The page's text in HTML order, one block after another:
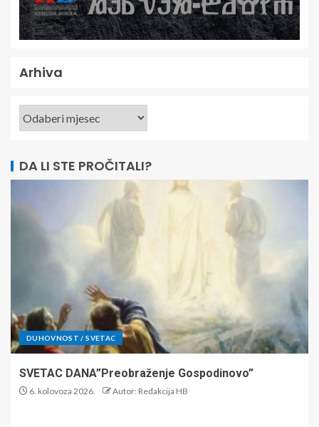
Arhiva
DA LI STE PROČITALI?
DUHOVNOST / SVETAC
SVETAC DANA”Preobraženje Gospodinovo”
6. kolovoza 2026. Autor: Redakcija HB